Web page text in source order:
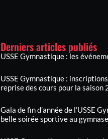
Derniers articles publiés
USSE Gymnastique : les
USSE Gymnastique :
reprise des cours pour la
Gala de fin d’année de l’USSE
belle soirée sportive au